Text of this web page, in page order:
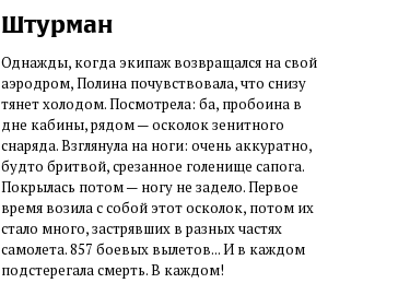
Штурман
Однажды, когда экипаж возвращался на свой
аэродром, Полина почувствовала, что снизу
тянет холодом. Посмотрела: ба, пробоина в
дне кабины, рядом — осколок зенитного
снаряда. Взглянула на ноги: очень аккуратно,
будто бритвой, срезанное голенище сапога.
Покрылась потом — ногу не задело. Первое
время возила с собой этот осколок, потом их
стало много, застрявших в разных частях
самолета. 857 боевых вылетов... И в каждом
подстерегала смерть. В каждом!